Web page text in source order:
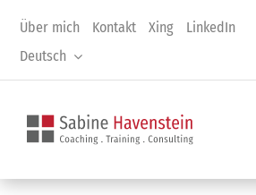
Über mich Kontakt Xing
LinkedIn
Deutsch
Home